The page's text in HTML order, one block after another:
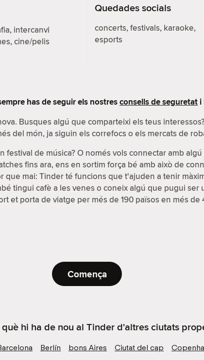
intercanvi
cine/pelis
Quedades socials
concerts, festivals, karaoke,
esports
has de seguir els nostresconsells de seguretat i
Busques algú que comparteixi els teus
del món, ja siguin els correfocs o els mercats de
festival de música? O només vols connectar amb
fins ara, ens en sortim força bé amb això de
que mai: Tinder té funcions que t'ajuden a tenir
tingui cafè a les venes o coneix algú que pugui ser
et porta de viatge per més de 190 països en més
Comença
hi ha de nou al Tinder d'altres ciutats
Berlín bons Aires Ciutat del cap